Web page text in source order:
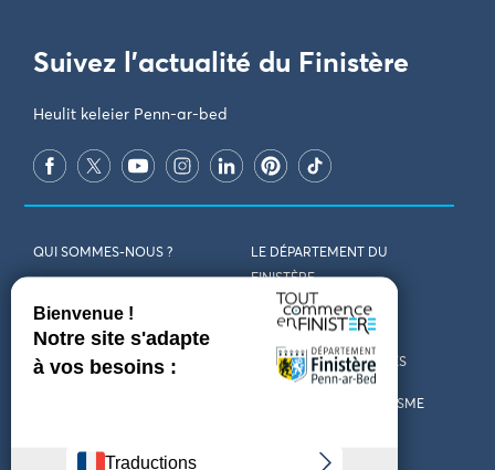
Suivez l'actualité du Finistère
Heulit keleier Penn-ar-bed
QUI SOMMES-NOUS ?
LE DÉPARTEMENT DU
FINISTÈRE
REJOIGNEZ-NOUS VENIR EN FINISTÈRE
CONTACT CARTES ET BROCHURES
LES OFFICES DE TOURISME